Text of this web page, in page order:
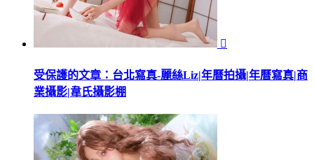

受保護的文章：台北寫真-麗絲Liz|年曆拍攝|年曆寫真|商
業攝影|韋氏攝影棚